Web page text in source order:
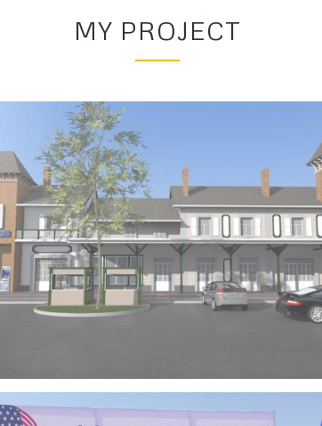
MY PROJECT
Project 14 – Bangchak khonkaen